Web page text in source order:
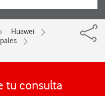
Huawei
tu consulta